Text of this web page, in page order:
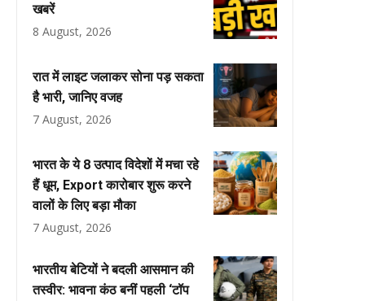
खबरें
8 August, 2026
रात में लाइट जलाकर सोना पड़ सकता
है भारी, जानिए वजह
7 August, 2026
भारत के ये 8 उत्पाद विदेशों में मचा रहे
हैं धूम, Export कारोबार शुरू करने
वालों के लिए बड़ा मौका
7 August, 2026
भारतीय बेटियों ने बदली आसमान की
तस्वीर: भावना कंठ बनीं पहली ‘टॉप